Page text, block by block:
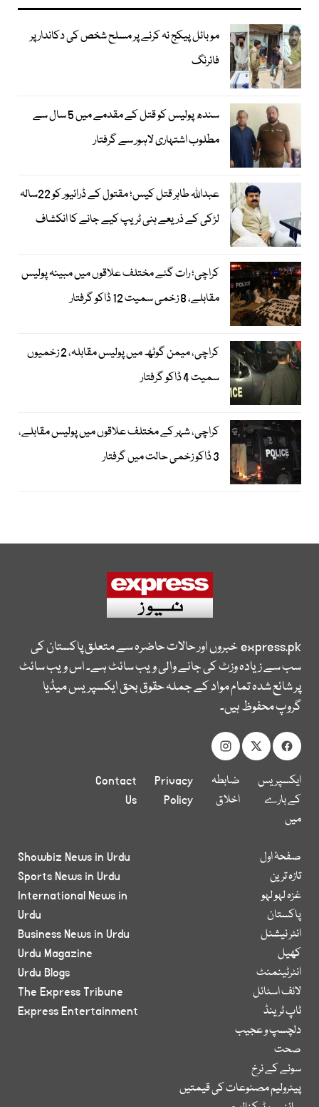
موبائل پیکج نہ کرنے پر مسلح شخص کی دکاندار پر
فائرنگ
سندھ پولیس کو قتل کے مقدمے میں 5 سال سے
مطلوب اشتہاری لاہور سے گرفتار
عبداللہ طاہر قتل کیس؛ مقتول کے ڈرائیور کو 22سالہ
لڑکی کے ذریعے ہنی ٹریپ کیے جانے کا انکشاف
کراچی؛ رات گئے مختلف علاقوں میں مبینہ پولیس
مقابلے، 8 زخمی سمیت 12 ڈاکو گرفتار
کراچی، میمن گوٹھ میں پولیس مقابلہ، 2 زخمیوں
سمیت 4 ڈاکو گرفتار
کراچی، شہر کے مختلف علاقوں میں پولیس مقابلے،
3 ڈاکو زخمی حالت میں گرفتار
express.pkخبروں اور حالات حاضرہ سے متعلق پاکستان کی
سب سے زیادہ وزٹ کی جانے والی ویب سائٹ ہے۔ اس ویب سائٹ
پر شائع شدہ تمام مواد کے جملہ حقوق بحق ایکسپریس میڈیا
گروپ محفوظ ہیں۔
ایکسپریس
کے بارے
میں
ضابطہ
اخلاق
Privacy
Policy
Contact
Us
صفحۂ اول
تازہ ترین
غزہ لہو لہو
پاکستان
انٹر نیشنل
کھیل
انٹرٹینمنٹ
لائف اسٹائل
ٹاپ ٹرینڈ
دلچسپ و عجیب
صحت
سونے کے نرخ
پیٹرولیم مصنوعات کی قیمتیں
Showbiz News in Urdu
Sports News in Urdu
International News in
Urdu
Business News in Urdu
Urdu Magazine
Urdu Blogs
The Express Tribune
Express Entertainment